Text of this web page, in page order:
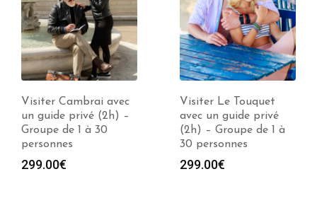
Visiter Le Touquet
avec un guide privé
(2h) – Groupe de 1 à
30 personnes
299.00€
Visiter Douai avec un
guide privé (2h) –
Groupe de 1 à 30
personnes
299.00€